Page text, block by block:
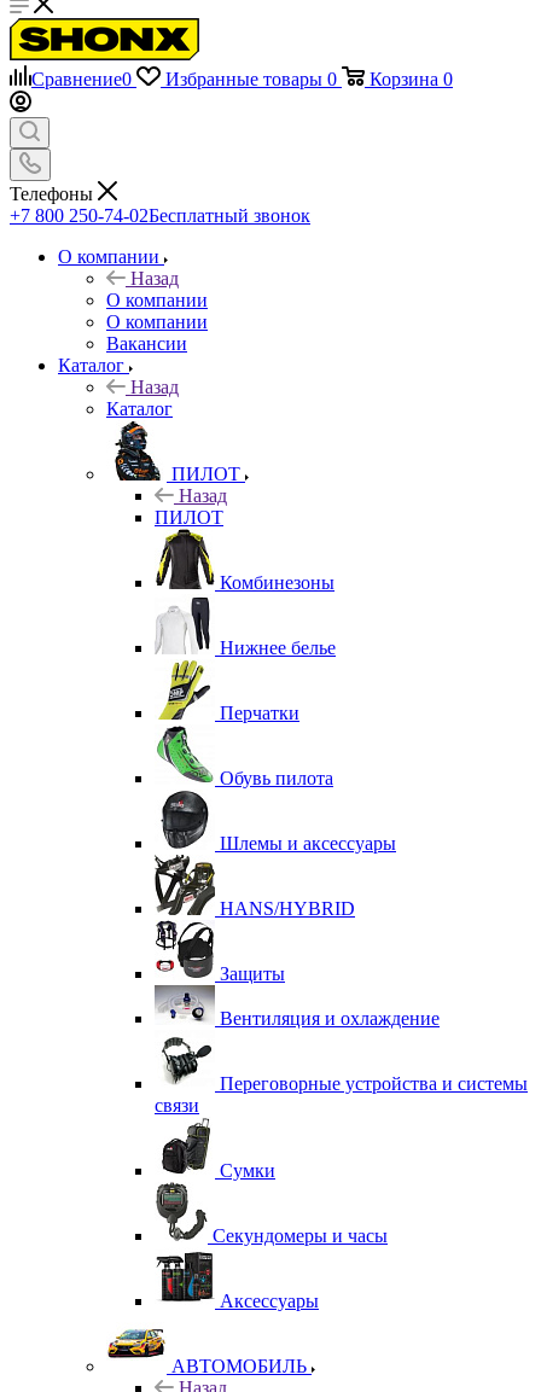
Сравнение0 Избранные товары 0 Корзина 0
Телефоны
+7 800 250-74-02Бесплатный звонок
О компании
Назад
О компании
О компании
Вакансии
Каталог
Назад
Каталог
ПИЛОТ
Назад
ПИЛОТ
Комбинезоны
Нижнее белье
Перчатки
Обувь пилота
Шлемы и аксессуары
HANS/HYBRID
Защиты
Вентиляция и охлаждение
Переговорные устройства и системы
связи
Сумки
Секундомеры и часы
Аксессуары
АВТОМОБИЛЬ
Назад